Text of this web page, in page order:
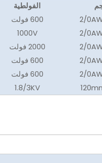
الفولطية
600 فولت
1000V
2000 فولت
600 فولت
600 فولت
1.8/3KV